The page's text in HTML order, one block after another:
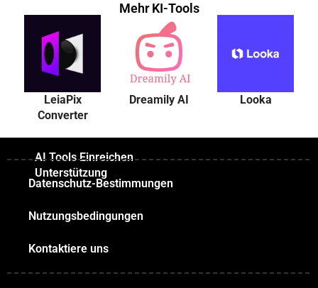
Mehr KI-Tools
LeiaPix
Converter
Dreamily AI Looka
AI Tools Einreichen
Unterstützung
Datenschutz-Bestimmungen
Nutzungsbedingungen
Kontaktiere uns